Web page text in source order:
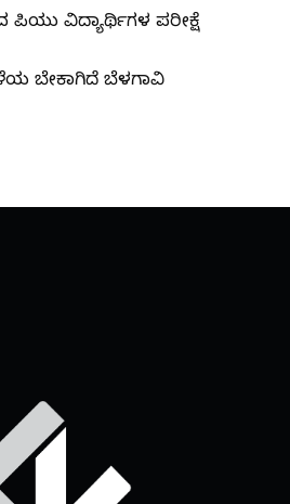
ಪಿಯು ವಿದ್ಯಾರ್ಥಿಗಳ ಪರೀಕ್ಷೆ
ಬೇಕಾಗಿದೆ ಬೆಳಗಾವಿ